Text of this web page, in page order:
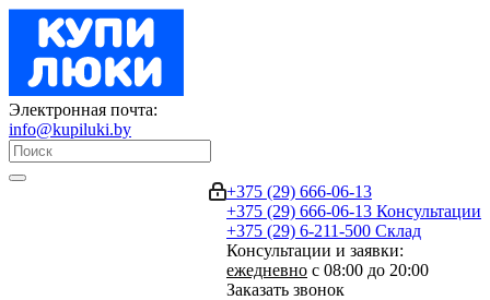
Электронная почта:
info@kupiluki.by
+375 (29) 666-06-13
+375 (29) 666-06-13 Консультации
+375 (29) 6-211-500 Склад
Консультации и заявки:
ежедневно с 08:00 до 20:00
Заказать звонок